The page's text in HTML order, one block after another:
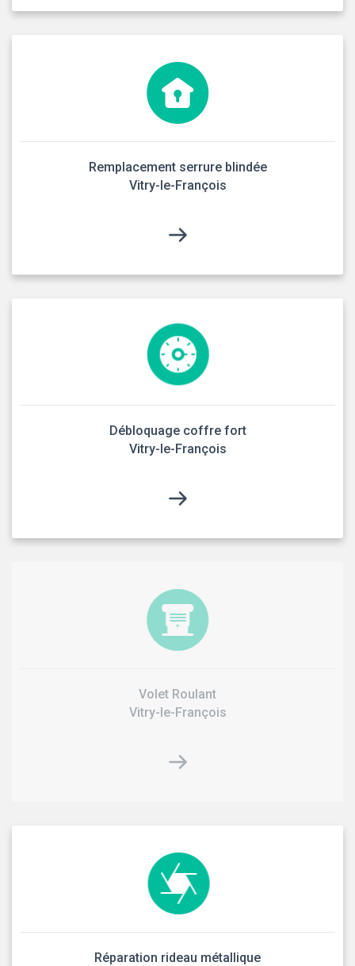
Remplacement serrure blindée
Vitry-le-François
Débloquage coffre fort
Vitry-le-François
Volet Roulant
Vitry-le-François
Réparation rideau métallique